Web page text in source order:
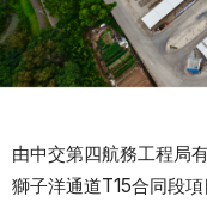
由中交第四航務工程局
獅子洋通道T15合同段